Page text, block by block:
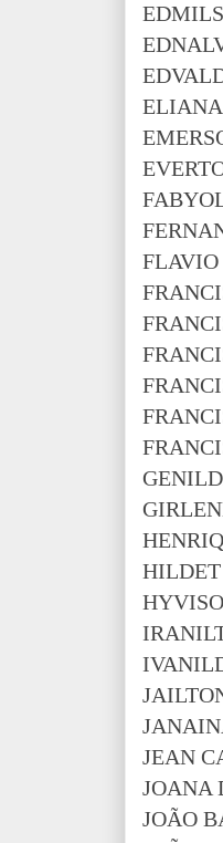
FLAVIO
HILDET
JEAN
JOANA
JOÃO